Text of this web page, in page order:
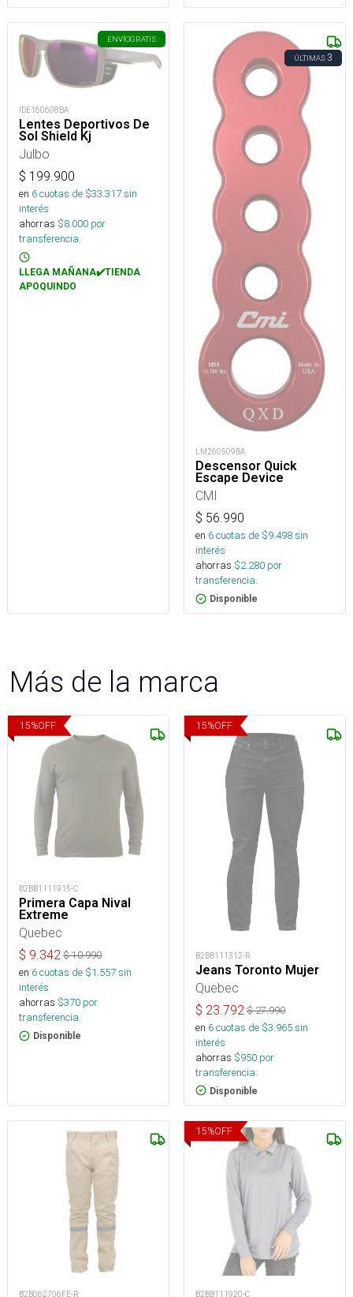
ENVÍOGRATIS
IDE160608BA
Lentes Deportivos De
Sol Shield Kj
Julbo
$ 199.900
en 6cuotas de $33.317sin
interés
ahorras $8.000 por
transferencia.
LLEGA MAÑANA✔️TIENDA
APOQUINDO
ÚLTIMAS3
LM260509BA
Descensor Quick
Escape Device
CMI
$ 56.990
en 6cuotas de $9.498sin
interés
ahorras $2.280 por
transferencia.
Disponible
Más de la marca
15%OFF
B2BB1111915-C
Primera Capa Nival
Extreme
Quebec
$ 9.342 $10.990
en 6cuotas de $1.557sin
interés
ahorras $370 por
transferencia.
Disponible
15%OFF
B2BB111312-R
Jeans Toronto Mujer
Quebec
$ 23.792 $27.990
en 6cuotas de $3.965sin
interés
ahorras $950 por
transferencia.
Disponible
B2B062706FE-R
15%OFF
B2BB111920-C